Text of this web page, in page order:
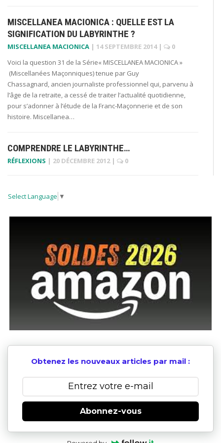
MISCELLANEA MACIONICA : QUELLE EST LA
SIGNIFICATION DU LABYRINTHE ?
MISCELLANEA MACIONICA | 14 SEPTEMBRE 2014 |
0
Voici la question 31 de la Série« MISCELLANEA MACIONICA »
(Miscellanées Maçonniques) tenue par Guy
Chassagnard, ancien journaliste professionnel qui, parvenu à
l’âge de la retraite, a cessé de traiter l’actualité quotidienne,
pour s’adonner à l’étude de la Franc-Maçonnerie et de son
histoire. Miscellanea…
COMPRENDRE LE LABYRINTHE…
RÉFLEXIONS | 20 DÉCEMBRE 2012 | 0
Select Language ▼
Obtenez les nouveaux articles par mail :
Abonnez-vous